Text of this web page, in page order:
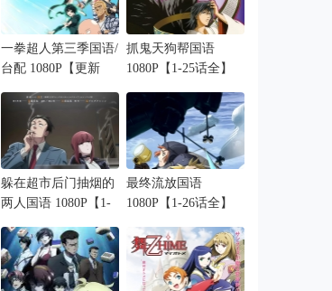
一拳超人第三季国语/
台配 1080P【更新
抓鬼天狗帮国语
1080P【1-25话全】
躲在超市后门抽烟的
两人国语 1080P【1-
最终流放国语
1080P【1-26话全】